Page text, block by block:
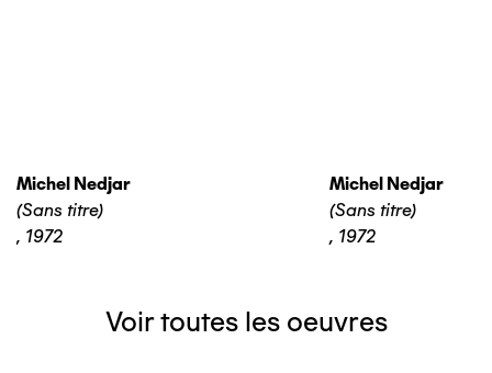
Michel Nedjar
(Sans titre)
, 1972
Michel Nedjar
(Sans titre)
, 1972
Voir toutes les oeuvres